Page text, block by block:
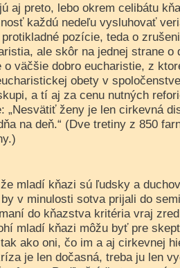
aj preto, lebo okrem celibátu
každú nedeľu vysluhovať
pozície, teda o
ale skôr na jednej strane o
o väčšie dobro eucharistie, z
obety v
a tí aj za cenu nutných
„Nesvätiť ženy je len cirkevná
na deň.“ (Dve tretiny z 850
mladí kňazi sú ľudsky a
v minulosti sotva prijali do
do kňazstva kritéria vraj
mladí kňazi môžu byť pre
ako oni, čo im a aj cirkevnej
je len dočasná, treba ju len